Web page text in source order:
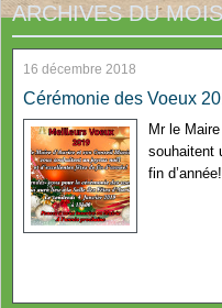
ARCHIVES DU
16 décembre 2018
Cérémonie des Voeux
Mr le
souhaitent
fin d’année!